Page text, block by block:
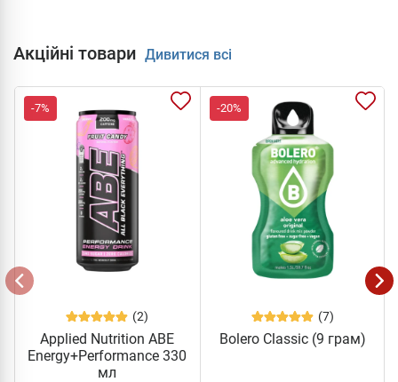
Акційні товари Дивитися всі
-7%
(2)
Applied Nutrition ABE
Energy+Performance 330
мл
-20%
(7)
Bolero Classic (9 грам)